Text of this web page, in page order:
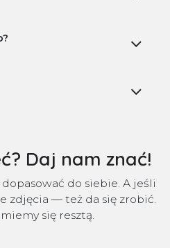
Daj nam znać!
do siebie. A jeśli
zdjęcia — też da się zrobić.
się resztą.